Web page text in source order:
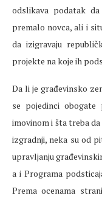
odslikava podatak
premalo novca, ali i
da izigravaju
projekte na koje ih
Da li je građevinsko
se pojedinci
imovinom i šta treba
izgradnji, neka su od
upravljanju
a i Programa
Prema ocenama